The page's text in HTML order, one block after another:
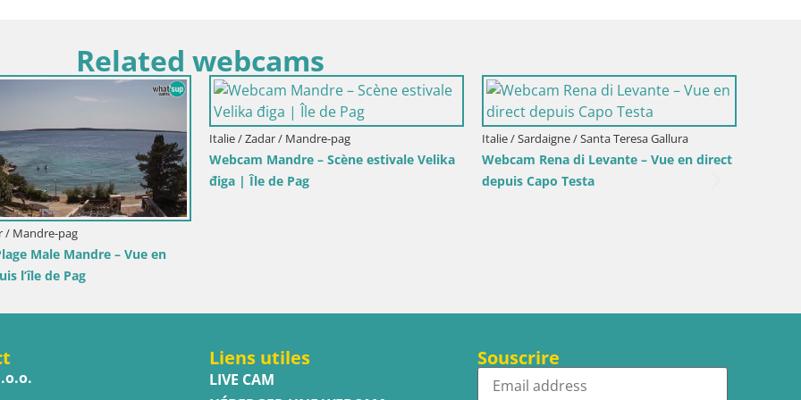
Related webcams
Italie / Sardaigne / Muravera
Webcam Piscina Rei – Vue en direct
depuis Costa Rei, Muravera
Italie / Sicile / Trapani
Webcam Isole dello Stagnone – Duotone
Pro Center
Liens utiles
LIVE CAM
Souscrire